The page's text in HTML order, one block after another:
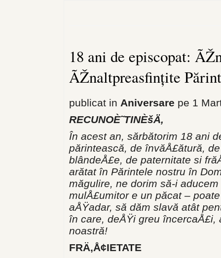
18 ani de episcopat:
ÃŽnaltpreasfințite
publicat in Aniversare pe 1
RECUNOÈ˜TINÈšÄ‚
În acest an, sărbătorim 18 ani
părintească, de învăÅ£ătură,
blândeÅ£e, de paternitate si
arătat în Părintele nostru în
măgulire, ne dorim să-i
mulÅ£umitor e un păcat –
aÅŸadar, să dăm slavă atât
în care, deÅŸi greu
noastră!
FRÄ‚Å¢IETATE